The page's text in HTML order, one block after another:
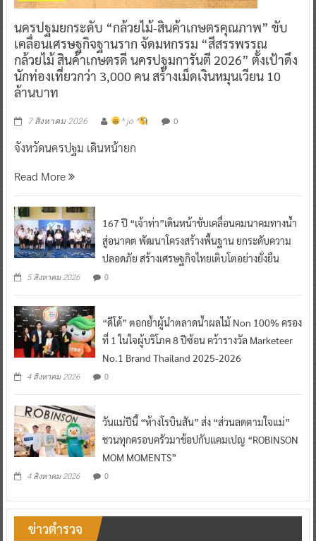
นครปฐมยกระดับ “กล้วยไม้-สินค้าเกษตรคุณภาพ” ขับ
เคลื่อนเศรษฐกิจฐานราก จัดมหกรรม “สีสรรพรรณ
กล้วยไม้ สินค้าเกษตรดี นครปฐมการันตี 2026” ตั้งเป้าดึง
นักท่องเที่ยวกว่า 3,000 คน สร้างเม็ดเงินหมุนเวียน 10
ล้านบาท
7 สิงหาคม 2026 ^ jo ^ 0
จังหวัดนครปฐม เดินหน้ายก
Read More
167 ปี “เจ้าท่า”เดินหน้าขับเคลื่อนคมนาคมทางน้ำ
สู่อนาคต พัฒนาโครงสร้างพื้นฐาน ยกระดับความ
ปลอดภัย สร้างเศรษฐกิจไทยเติบโตอย่างยั่งยืน
5 สิงหาคม 2026 0
“ดีโด้” ตอกย้ำผู้นำตลาดน้ำผลไม้ Non 100% ครอง
ที่ 1 ในใจผู้บริโภค 8 ปีซ้อน คว้ารางวัล Marketeer
No.1 Brand Thailand 2025-2026
4 สิงหาคม 2026 0
วันแม่ปีนี้ “ห้างโรบินสัน” ส่ง “ส่วนลดตามใจแม่”
ชวนทุกครอบครัวมาช้อปกับแคมเปญ “ROBINSON
MOM MOMENTS”
4 สิงหาคม 2026 0
ข่าวตำรวจ